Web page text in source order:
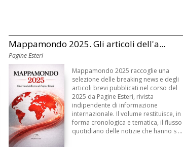
Mappamondo 2025. Gli articoli dell'a...
Pagine Esteri
Mappamondo 2025 raccoglie una
selezione delle breaking news e degli
articoli brevi pubblicati nel corso del
2025 da Pagine Esteri, rivista
indipendente di informazione
internazionale. Il volume restituisce, in
forma cronologica e tematica, il flusso
quotidiano delle notizie che hanno s ...